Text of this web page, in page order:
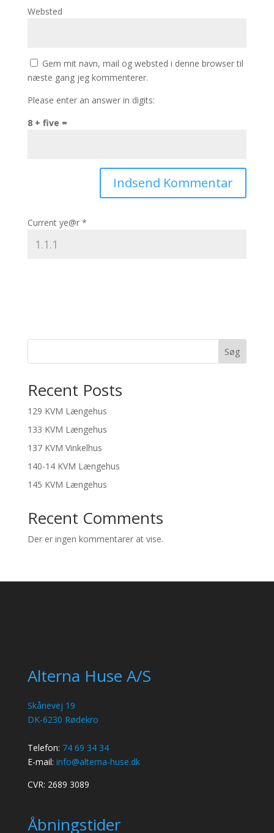
Websted
Gem mit navn, mail og websted i denne browser til
næste gang jeg kommenterer.
Please enter an answer in digits:
8 + five =
Current ye@r *
Søg
Recent Posts
129 KVM Længehus
133 KVM Længehus
137 KVM Vinkelhus
140-14 KVM Længehus
145 KVM Længehus
Recent Comments
Der er ingen kommentarer at vise.
Alterna Huse A/S
Skånevej 19
DK-6230 Rødekro
Telefon: 74 69 34 34
E-mail: info@alterna-huse.dk
CVR: 2689 3089
Åbningstider